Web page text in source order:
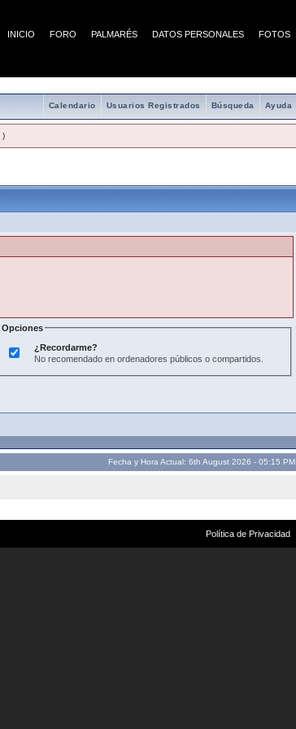
INICIO FORO PALMARÉS DATOS PERSONALES FOTOS
Ayuda
Búsqueda
Usuarios Registrados
Calendario
)
Opciones
¿Recordarme?
No recomendado en ordenadores públicos o compartidos.
Fecha y Hora Actual: 6th August 2026 - 05:15 PM
Política de Privacidad